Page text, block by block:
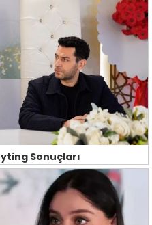
Sonuçları